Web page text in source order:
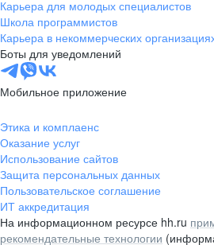
Карьера для молодых специалистов
Школа программистов
Карьера в некоммерческих
Боты для уведомлений
Мобильное приложение
Этика и комплаенс
Оказание услуг
Использование сайтов
Защита персональных данных
Пользовательское соглашение
ИТ аккредитация
На информационном ресурсе hh.ru
рекомендательные технологии